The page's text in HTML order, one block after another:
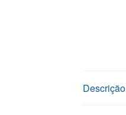
Descrição